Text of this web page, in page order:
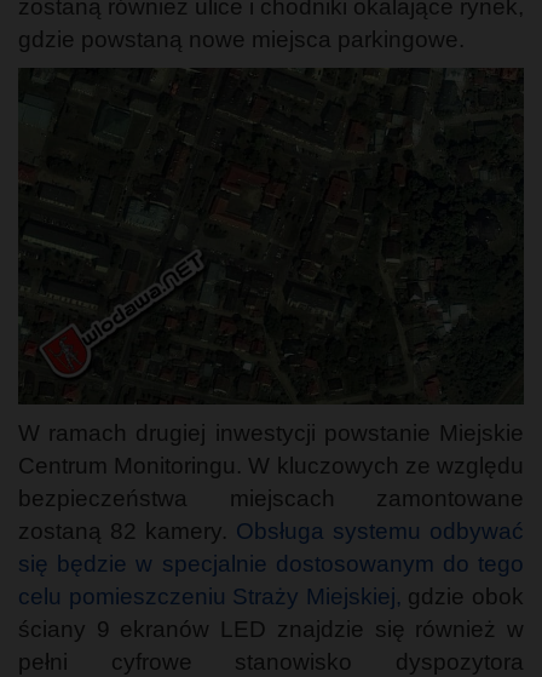
zostaną również ulice i chodniki okalające rynek,
gdzie powstaną nowe miejsca parkingowe.
W ramach drugiej inwestycji powstanie Miejskie
Centrum Monitoringu. W kluczowych ze względu
bezpieczeństwa miejscach zamontowane
zostaną 82 kamery. Obsługa systemu odbywać
się będzie w specjalnie dostosowanym do tego
celu pomieszczeniu Straży Miejskiej, gdzie obok
ściany 9 ekranów LED znajdzie się również w
pełni cyfrowe stanowisko dyspozytora